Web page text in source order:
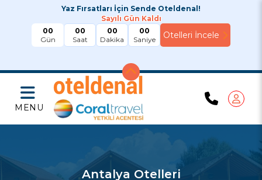
Yaz Fırsatları İçin Sende Oteldenal!
Sayılı Gün Kaldı
00
Gün
00
Saat
00
Dakika
00
Saniye
MENU
Antalya Otelleri